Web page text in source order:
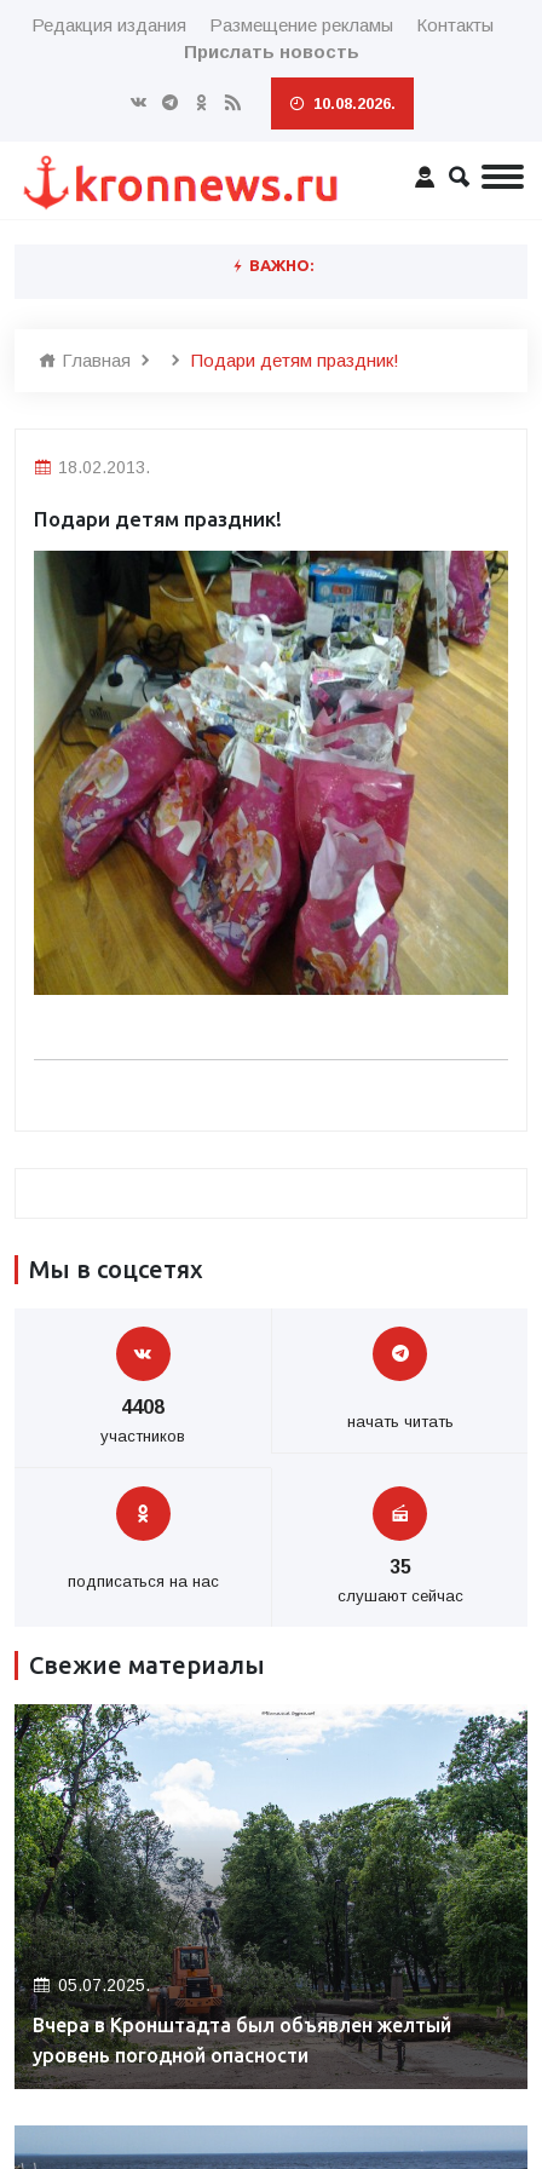
Редакция издания Размещение рекламы
Контакты
Прислать новость
10.08.2026.
ВАЖНО:
Главная Подари детям праздник!
18.02.2013.
Подари детям праздник!
Мы в соцсетях
4408
участников
начать читать
подписаться на нас
35
слушают сейчас
Свежие материалы
05.07.2025.
Вчера в Кронштадта был объявлен желтый
уровень погодной опасности